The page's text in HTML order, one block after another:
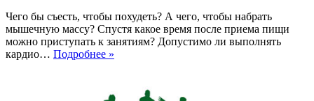
Чего бы съесть, чтобы похудеть? А чего, чтобы набрать
мышечную массу? Спустя какое время после приема пищи
можно приступать к занятиям? Допустимо ли выполнять
кардио… Подробнее »
вопросы